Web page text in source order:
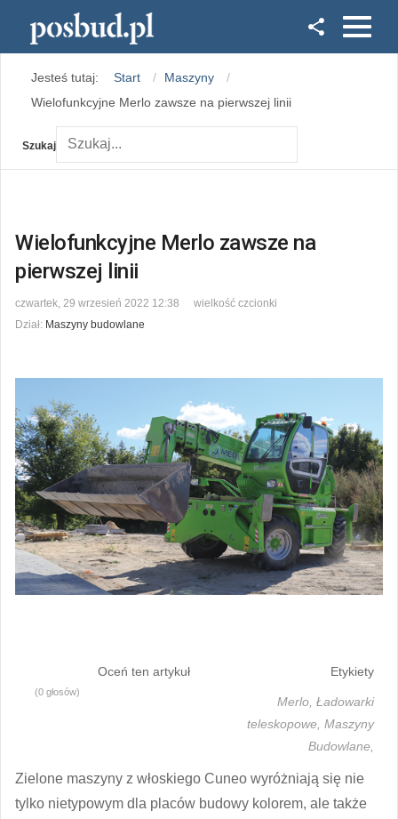
Instagram
Jesteś tutaj: Start
Maszyny
Wielofunkcyjne Merlo zawsze na pierwszej linii
Szukaj
Wielofunkcyjne Merlo zawsze na
pierwszej linii
czwartek, 29 wrzesień 2022 12:38
wielkość czcionki
Dział: Maszyny budowlane
Oceń ten artykuł
(0 głosów)
Etykiety
Merlo, Ładowarki
teleskopowe, Maszyny
Budowlane,
Zielone maszyny z włoskiego Cuneo wyróżniają się nie
tylko nietypowym dla placów budowy kolorem, ale także